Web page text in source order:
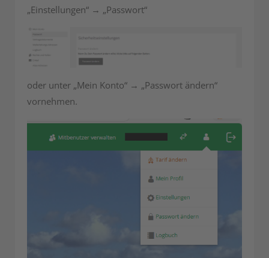
„Einstellungen“ → „Passwort“
oder unter „Mein Konto“ → „Passwort ändern“
vornehmen.